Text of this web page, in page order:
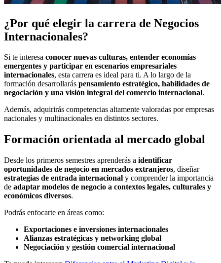
¿Por qué elegir la carrera de Negocios
Internacionales?
Si te interesa conocer nuevas culturas, entender economías
emergentes y participar en escenarios empresariales
internacionales, esta carrera es ideal para ti. A lo largo de la
formación desarrollarás pensamiento estratégico, habilidades de
negociación y una visión integral del comercio internacional.
Además, adquirirás competencias altamente valoradas por empresas
nacionales y multinacionales en distintos sectores.
Formación orientada al mercado global
Desde los primeros semestres aprenderás a identificar
oportunidades de negocio en mercados extranjeros, diseñar
estrategias de entrada internacional y comprender la importancia
de adaptar modelos de negocio a contextos legales, culturales y
económicos diversos.
Podrás enfocarte en áreas como:
Exportaciones e inversiones internacionales
Alianzas estratégicas y networking global
Negociación y gestión comercial internacional